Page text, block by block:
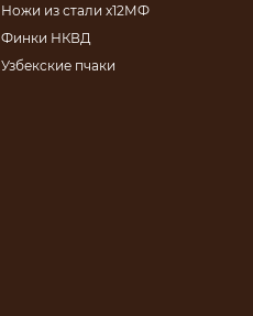
Ножи из стали х12МФ
Финки НКВД
Узбекские пчаки